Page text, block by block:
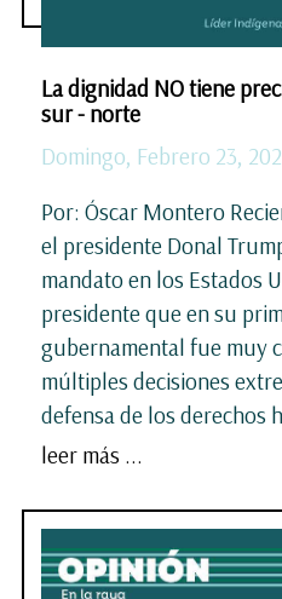
La dignidad NO tiene
sur - norte
Domingo, Febrero 23,
Por: Óscar Montero
el presidente Donal
mandato en los Estados
presidente que en su
gubernamental fue muy
múltiples decisiones
defensa de los derechos
leer más ...